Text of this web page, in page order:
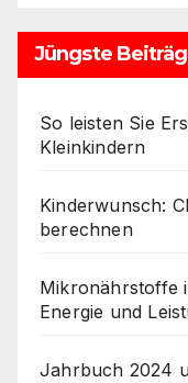
Jüngste
So leisten Sie
Kleinkindern
Kinderwunsch:
berechnen
Mikronährstoffe
Energie und
Jahrbuch 2024